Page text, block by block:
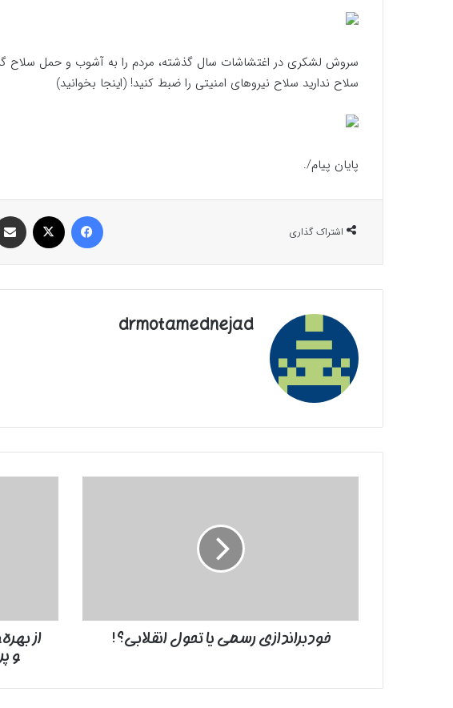
سروش لشکری در اغتشاشات سال گذشته، مردم را به آشوب و حمل سلاح گرم
سلاح ندارید سلاح نیروهای امنیتی را ضبط کنید! (اینجا بخوانید)
پایان پیام/.
اشتراک گذاری
فیسبوک ایکس
drmotamednejad
خودبراندازی رسمی یا تحول انقلابی؟!
ایراد
رتبه‌بندی
از
و